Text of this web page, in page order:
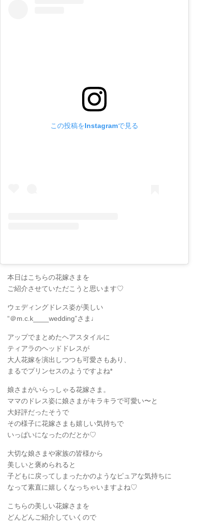
この投稿をInstagramで見る
本日はこちらの花嫁さまを
ご紹介させていただこうと思います♡
ウェディングドレス姿が美しい
“＠m.c.k____wedding”さま♩
アップでまとめたヘアスタイルに
ティアラのヘッドドレスが
大人花嫁を演出しつつも可愛さもあり、
まるでプリンセスのようですよね*
娘さまがいらっしゃる花嫁さま。
ママのドレス姿に娘さまがキラキラで可愛い〜と
大好評だったそうで
その様子に花嫁さまも嬉しい気持ちで
いっぱいになったのだとか♡
大切な娘さまや家族の皆様から
美しいと褒められると
子どもに戻ってしまったかのようなピュアな気持ちに
なって素直に嬉しくなっちゃいますよね♡
こちらの美しい花嫁さまを
どんどんご紹介していくので